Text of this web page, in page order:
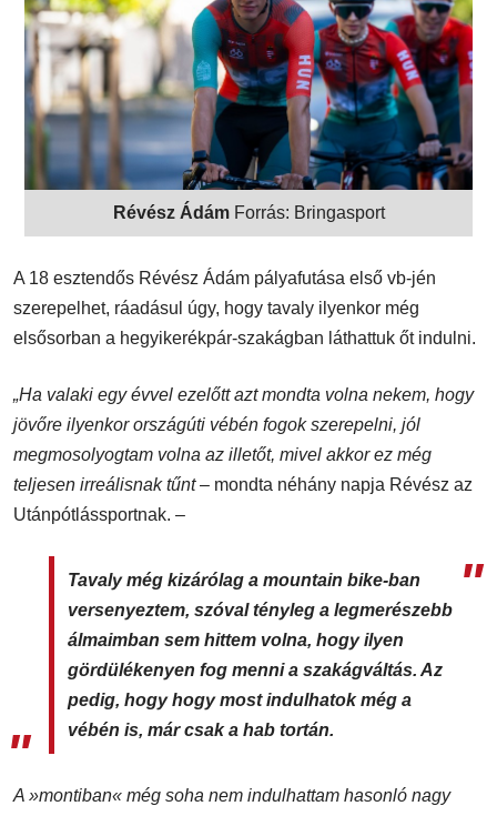
Révész ÁdámForrás: Bringasport
A 18 esztendős Révész Ádám pályafutása első vb-jén
szerepelhet, ráadásul úgy, hogy tavaly ilyenkor még
elsősorban a hegyikerékpár-szakágban láthattuk őt indulni.
„Ha valaki egy évvel ezelőtt azt mondta volna nekem, hogy
jövőre ilyenkor országúti vébén fogok szerepelni, jól
megmosolyogtam volna az illetőt, mivel akkor ez még
teljesen irreálisnak tűnt– mondta néhány napja Révész az
Utánpótlássportnak. –
Tavaly még kizárólag a mountain bike-ban
versenyeztem, szóval tényleg a legmerészebb
álmaimban sem hittem volna, hogy ilyen
gördülékenyen fog menni a szakágváltás. Az
pedig, hogy hogy most indulhatok még a
vébén is, már csak a hab tortán.
A »montiban« még soha nem indulhattam hasonló nagy